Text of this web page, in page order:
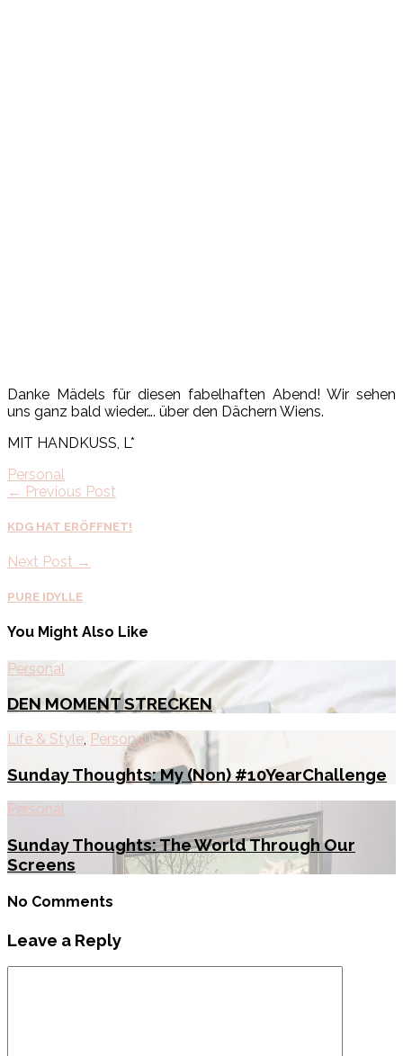
Danke Mädels für diesen fabelhaften Abend! Wir sehen
uns ganz bald wieder…. über den Dächern Wiens.
MIT HANDKUSS, L*
Personal
← Previous Post
KDG HAT ERÖFFNET!
Next Post →
PURE IDYLLE
You Might Also Like
Personal
DEN MOMENT STRECKEN
Life & Style, Personal
Sunday Thoughts: My (Non) #10YearChallenge
Personal
Sunday Thoughts: The World Through Our
Screens
No Comments
Leave a Reply